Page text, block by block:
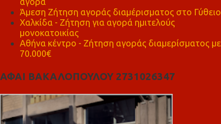
Άμεση Ζήτηση αγοράς διαμέρισματος στο Γύθειο
Χαλκίδα - Ζήτηση για αγορά ημιτελούς
μονοκατοικίας
Αθήνα κέντρο - Ζήτηση αγοράς διαμερίσματος με
70.000€
ΑΦΑΙ ΒΑΚΑΛΟΠΟΥΛΟΥ 2731026347